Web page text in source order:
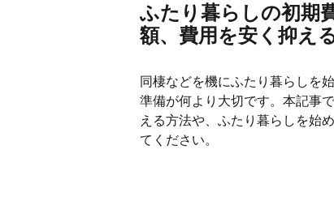
ふたり暮らしの初期
額、費用を安く抑え
同棲などを機にふたり暮らしを
準備が何より大切です。本記事
える方法や、ふたり暮らしを始
てください。